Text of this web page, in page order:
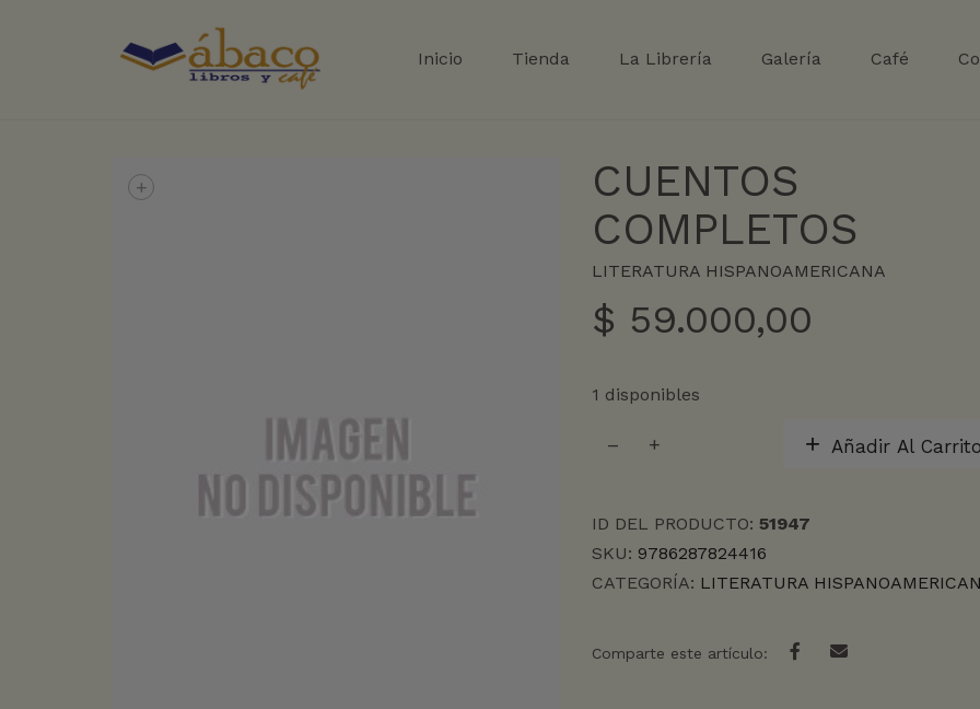
Inicio Tienda La Librería Galería Café
+
CUENTOS
COMPLETOS
LITERATURA HISPANOAMERICANA
$ 59.000,00
1 disponibles
COMPLETOS
Añadir Al
ID DEL PRODUCTO: 51947
SKU: 9786287824416
CATEGORÍA: LITERATURA
Comparte este artículo: